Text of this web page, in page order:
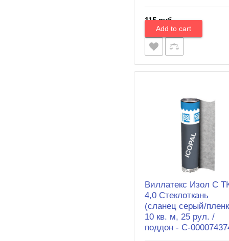
115 руб.
Виллатекс Изол С
4,0 Стеклоткань
(сланец серый/
10 кв. м, 25 рул. /
поддон - С-